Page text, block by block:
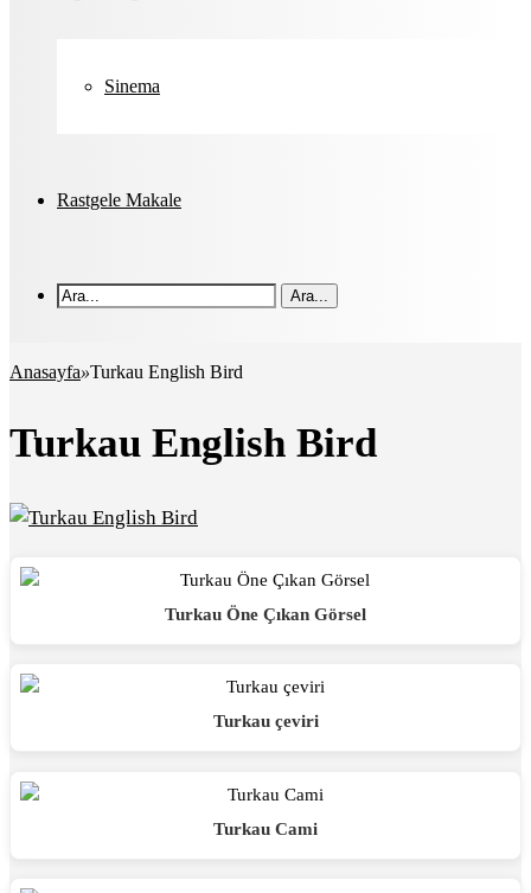
Sinema
Rastgele Makale
Ara...
Anasayfa»Turkau English Bird
Turkau English Bird
Turkau Öne Çıkan Görsel
Turkau çeviri
Turkau Cami